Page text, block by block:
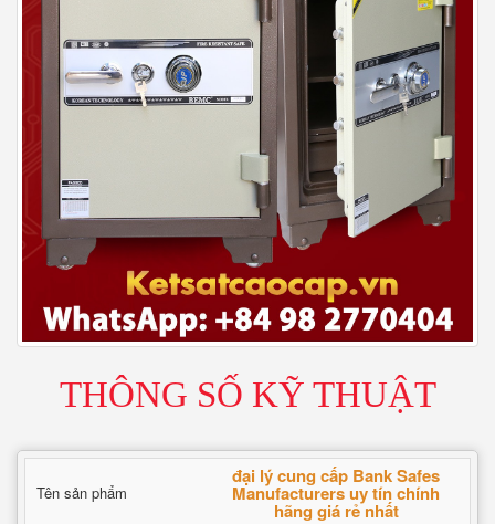
THÔNG SỐ KỸ THUẬT
Tên sản phẩm
đại lý cung cấp Bank Safes
Manufacturers uy tín chính
hãng giá rẻ nhất